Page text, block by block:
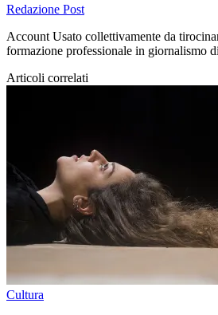
Redazione Post
Account Usato collettivamente da
formazione professionale in giornalismo
Articoli correlati
Cultura